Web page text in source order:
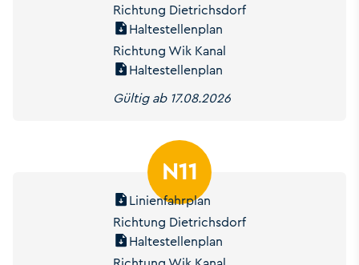
Richtung Dietrichsdorf
Haltestellenplan
Richtung Wik Kanal
Haltestellenplan
Gültig ab 17.08.2026
N11
Linienfahrplan
Richtung Dietrichsdorf
Haltestellenplan